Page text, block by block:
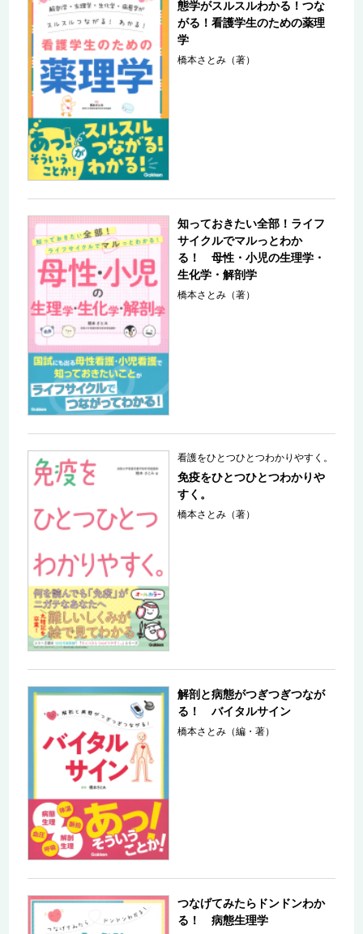
態学がスルスルわかる！つな
がる！看護学生のための薬理
学
橋本さとみ（著）
知っておきたい全部！ライフ
サイクルでマルっとわか
る！ 母性・小児の生理学・
生化学・解剖学
橋本さとみ（著）
看護をひとつひとつわかりやすく。
免疫をひとつひとつわかりや
すく。
橋本さとみ（著）
解剖と病態がつぎつぎつなが
る！ バイタルサイン
橋本さとみ（編・著）
つなげてみたらドンドンわか
る！ 病態生理学